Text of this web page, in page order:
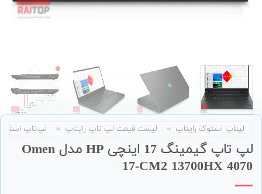
لپتاپ استوک رایتاپ » لیست قیمت لپ تاپ رایتاپ » لپ‌تاپ
لپ تاپ گیمینگ 17 اینچی HP مدل Omen
17-CM2 13700HX 4070